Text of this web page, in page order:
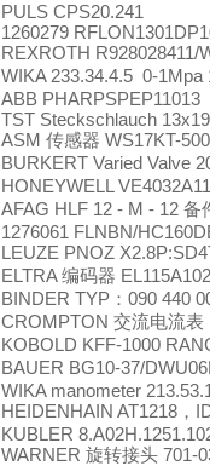
PULS CPS20.241
1260279
REXROTH
WIKA 233.34.4.5 0-
ABB PHARPSPEP11013
TST Steckschlauch
ASM 传感器 WS17KT-
BURKERT Varied Valve
HONEYWELL
AFAG HLF 12 - M - 12 备
1276061 FLNBN/
LEUZE PNOZ
ELTRA编码器
BINDER TYP ： 090 440
CROMPTON 交流电流表
KOBOLD KFF-1000
BAUER BG10-37/
WIKA manometer
HEIDENHAIN AT1218 ，
KUBLER
WARNER 旋转接头 701-